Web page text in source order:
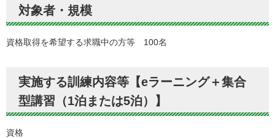
対象者・規模
資格取得を希望する求職中の方等 100名
実施する訓練内容等【eラーニング＋集合
型講習（1泊または5泊）】
資格